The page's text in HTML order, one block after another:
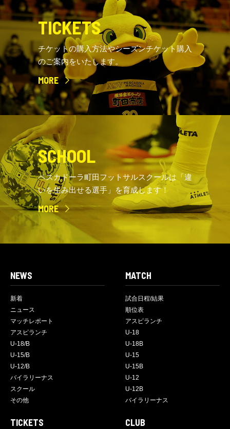
TICKETS
チケットの購入方法やシーズンチケット購入
のご案内をいたします。
MORE
SCHOOL
ペスカドーラ町田フットサルスクールは「違
いを生み出せる選手」を育成します！
MORE
NEWS
新着
ニュース
マッチレポート
アスピランチ
U-18/B
U-15/B
U-12/B
バイラリーナス
スクール
その他
MATCH
試合日程/結果
順位表
アスピランチ
U-18
U-18B
U-15
U-15B
U-12
U-12B
バイラリーナス
TICKETS CLUB